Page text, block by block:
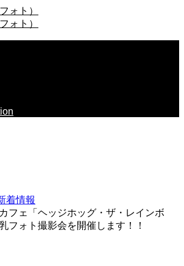
着情報
フェ「ヘッジホッグ・ザ・レインボ
フォト撮影会を開催します！！